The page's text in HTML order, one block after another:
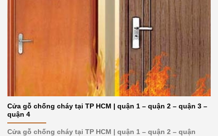
Cửa gỗ chống cháy tại TP HCM | quận 1 – quận 2 – quận 3 –
quận 4
Cửa gỗ chống cháy tại TP HCM | quận 1 – quận 2 – quận